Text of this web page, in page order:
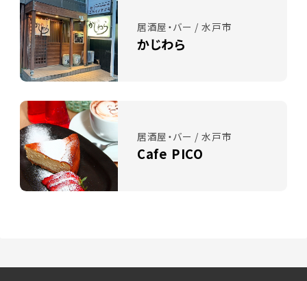
居酒屋・バー / 水戸市
かじわら
居酒屋・バー / 水戸市
Cafe PICO